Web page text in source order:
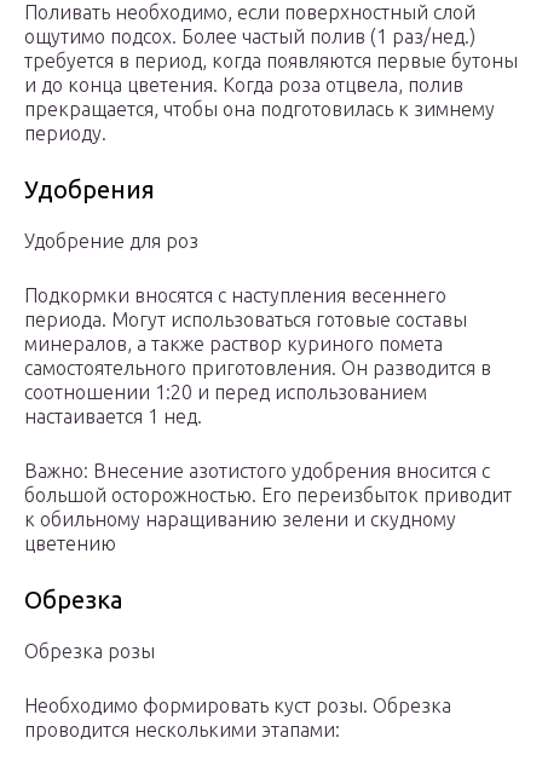
Поливать необходимо, если поверхностный слой
ощутимо подсох. Более частый полив (1 раз/нед.)
требуется в период, когда появляются первые бутоны
и до конца цветения. Когда роза отцвела, полив
прекращается, чтобы она подготовилась к зимнему
периоду.
Удобрения
Удобрение для роз
Подкормки вносятся с наступления весеннего
периода. Могут использоваться готовые составы
минералов, а также раствор куриного помета
самостоятельного приготовления. Он разводится в
соотношении 1:20 и перед использованием
настаивается 1 нед.
Важно: Внесение азотистого удобрения вносится с
большой осторожностью. Его переизбыток приводит
к обильному наращиванию зелени и скудному
цветению
Обрезка
Обрезка розы
Необходимо формировать куст розы. Обрезка
проводится несколькими этапами: